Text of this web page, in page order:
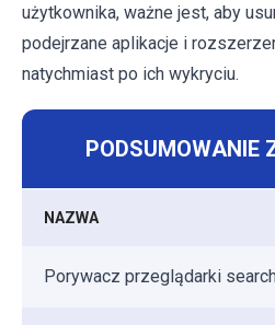
użytkownika, ważne jest, aby
podejrzane aplikacje i
natychmiast po ich wykryciu.
PODSUMOWANIE
NAZWA
Porywacz przeglądarki